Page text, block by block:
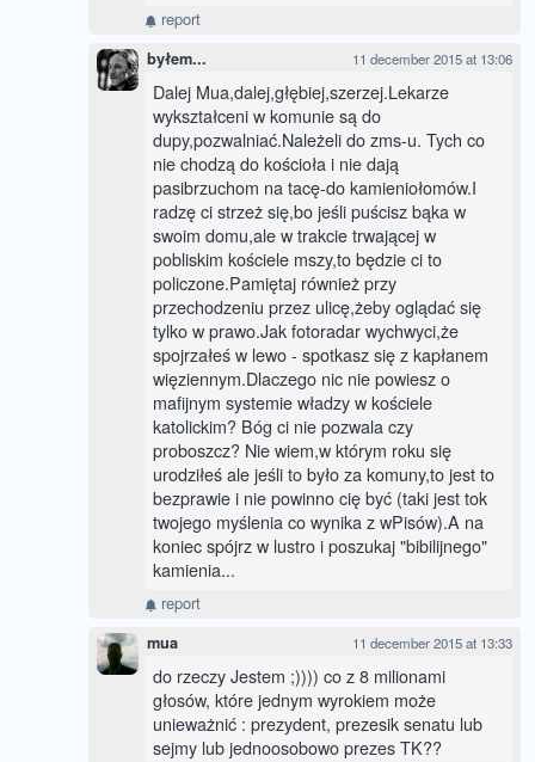
report
byłem... 11 december 2015 at 13:06
Dalej Mua,dalej,głębiej,szerzej.Lekarze
wykształceni w komunie są do
dupy,pozwalniać.Należeli do zms-u. Tych co
nie chodzą do kościoła i nie dają
pasibrzuchom na tacę-do kamieniołomów.I
radzę ci strzeż się,bo jeśli puścisz bąka w
swoim domu,ale w trakcie trwającej w
pobliskim kościele mszy,to będzie ci to
policzone.Pamiętaj również przy
przechodzeniu przez ulicę,żeby oglądać się
tylko w prawo.Jak fotoradar wychwyci,że
spojrzałeś w lewo - spotkasz się z kapłanem
więziennym.Dlaczego nic nie powiesz o
mafijnym systemie władzy w kościele
katolickim? Bóg ci nie pozwala czy
proboszcz? Nie wiem,w którym roku się
urodziłeś ale jeśli to było za komuny,to jest to
bezprawie i nie powinno cię być (taki jest tok
twojego myślenia co wynika z wPisów).A na
koniec spójrz w lustro i poszukaj "bibilijnego"
kamienia...
report
mua 11 december 2015 at 13:33
do rzeczy Jestem ;)))) co z 8 milionami
głosów, które jednym wyrokiem może
unieważnić : prezydent, prezesik senatu lub
sejmy lub jednoosobowo prezes TK??